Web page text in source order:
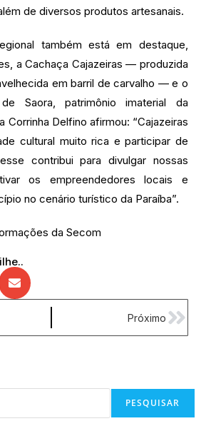
de diversos produtos artesanais.
também está em destaque,
a Cachaça Cajazeiras — produzida
em barril de carvalho — e o
Saora, patrimônio imaterial da
Corrinha Delfino afirmou: “Cajazeiras
cultural muito rica e participar de
contribui para divulgar nossas
os empreendedores locais e
no cenário turístico da Paraíba”.
da Secom
Próximo
PESQUISAR